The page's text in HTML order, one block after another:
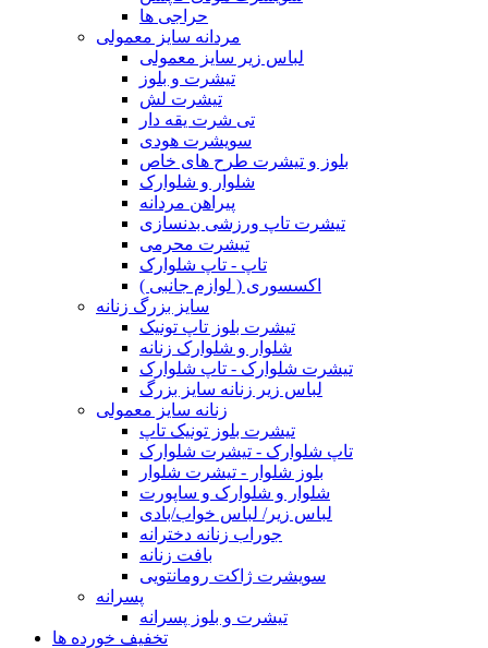
حراجی ها
مردانه سایز معمولی
لباس زیر سایز معمولی
تیشرت و بلوز
تیشرت لش
تی شرت یقه دار
سویشرت هودی
بلوز و تیشرت طرح های خاص
شلوار و شلوارک
پیراهن مردانه
تیشرت تاپ ورزشی بدنسازی
تیشرت محرمی
تاپ - تاپ شلوارک
اکسسوری ( لوازم جانبی )
سایز بزرگ زنانه
تیشرت بلوز تاپ تونیک
شلوار و شلوارک زنانه
تیشرت شلوارک - تاپ شلوارک
لباس زیر زنانه سایز بزرگ
زنانه سایز معمولی
تیشرت بلوز تونیک تاپ
تاپ شلوارک - تیشرت شلوارک
بلوز شلوار - تیشرت شلوار
شلوار و شلوارک و ساپورت
لباس زیر/ لباس خواب/بادی
جوراب زنانه دخترانه
بافت زنانه
سویشرت ژاکت رومانتویی
پسرانه
تیشرت و بلوز پسرانه
تخفیف خورده ها